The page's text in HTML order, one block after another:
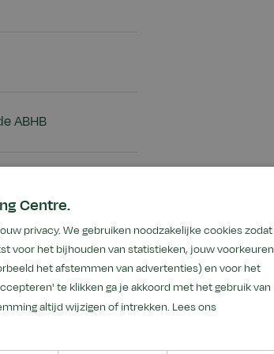
ABHB
Centre.
privacy. We gebruiken noodzakelijke cookies zodat
voor het bijhouden van statistieken, jouw voorkeuren
het afstemmen van advertenties) en voor het
te klikken ga je akkoord met het gebruik van
altijd wijzigen of intrekken. Lees ons